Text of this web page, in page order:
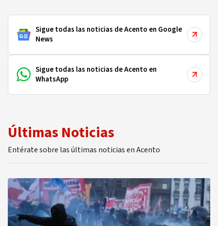
Sigue todas las noticias de Acento en Google
News
Sigue todas las noticias de Acento en
WhatsApp